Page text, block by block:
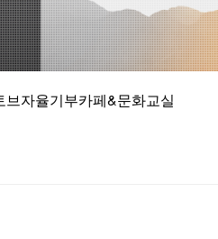
브자율기부카페&문화교실